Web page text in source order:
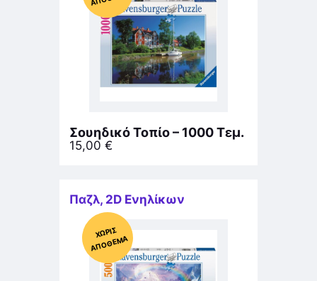
Σουηδικό Τοπίο – 1000 Τεμ.
15,00 €
Παζλ, 2D Ενηλίκων
Χ
ΩΡΊΣ
Α
Π
Ό
ΘΕ
ΜΑ